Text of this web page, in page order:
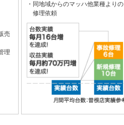
売
理
・同地域からのマッハ他業種よりの
修理依頼